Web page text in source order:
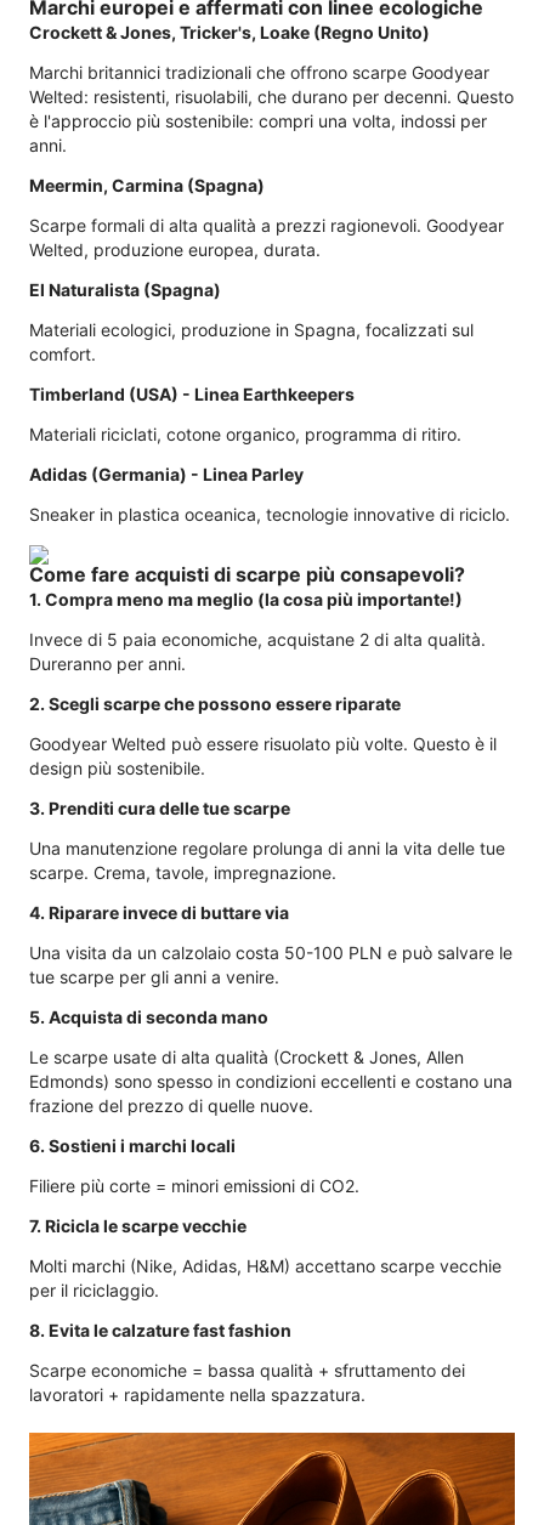
Marchi europei e affermati con linee ecologiche
Crockett & Jones, Tricker's, Loake (Regno Unito)
Marchi britannici tradizionali che offrono scarpe Goodyear
Welted: resistenti, risuolabili, che durano per decenni. Questo
è l'approccio più sostenibile: compri una volta, indossi per
anni.
Meermin, Carmina (Spagna)
Scarpe formali di alta qualità a prezzi ragionevoli. Goodyear
Welted, produzione europea, durata.
El Naturalista (Spagna)
Materiali ecologici, produzione in Spagna, focalizzati sul
comfort.
Timberland (USA) - Linea Earthkeepers
Materiali riciclati, cotone organico, programma di ritiro.
Adidas (Germania) - Linea Parley
Sneaker in plastica oceanica, tecnologie innovative di riciclo.
Come fare acquisti di scarpe più consapevoli?
1. Compra meno ma meglio (la cosa più importante!)
Invece di 5 paia economiche, acquistane 2 di alta qualità.
Dureranno per anni.
2. Scegli scarpe che possono essere riparate
Goodyear Welted può essere risuolato più volte. Questo è il
design più sostenibile.
3. Prenditi cura delle tue scarpe
Una manutenzione regolare prolunga di anni la vita delle tue
scarpe. Crema, tavole, impregnazione.
4. Riparare invece di buttare via
Una visita da un calzolaio costa 50-100 PLN e può salvare le
tue scarpe per gli anni a venire.
5. Acquista di seconda mano
Le scarpe usate di alta qualità (Crockett & Jones, Allen
Edmonds) sono spesso in condizioni eccellenti e costano una
frazione del prezzo di quelle nuove.
6. Sostieni i marchi locali
Filiere più corte = minori emissioni di CO2.
7. Ricicla le scarpe vecchie
Molti marchi (Nike, Adidas, H&M) accettano scarpe vecchie
per il riciclaggio.
8. Evita le calzature fast fashion
Scarpe economiche = bassa qualità + sfruttamento dei
lavoratori + rapidamente nella spazzatura.